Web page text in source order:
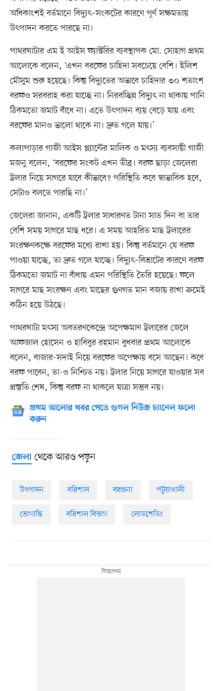
অধিকাংশই বর্তমানে বিদ্যুৎ–সংকটের কারণে পূর্ণ সক্ষমতায়
উৎপাদন করতে পারছে না।
পাথরঘাটার এম ই আইস ফ্যাক্টরির ব্যবস্থাপক মো. সোহাগ প্রথম
আলোকে বলেন, ‘এখন বরফের চাহিদা সবচেয়ে বেশি। ইলিশ
মৌসুম শুরু হয়েছে। কিন্তু বিদ্যুতের অভাবে চাহিদার ৩০ শতাংশ
বরফও সরবরাহ করা যাচ্ছে না। নিরবচ্ছিন্ন বিদ্যুৎ না থাকায় পানি
ঠিকমতো জমাট বাঁধে না। এতে উৎপাদন ব্যয় বেড়ে যায় এবং
বরফের মানও ভালো থাকে না। দ্রুত গলে যায়।’
কলাপাড়ার গাজী আইস প্ল্যান্টের মালিক ও মৎস্য ব্যবসায়ী গাজী
মজনু বলেন, ‘বরফের সংকট এখন তীব্র। বরফ ছাড়া জেলেরা
ট্রলার নিয়ে সাগরে যাবে কীভাবে? পরিস্থিতি কবে স্বাভাবিক হবে,
সেটাও বলতে পারছি না।’
জেলেরা জানান, একটি ট্রলার সাধারণত টানা সাত দিন বা তার
বেশি সময় সাগরে মাছ ধরে। এ সময় আহরিত মাছ ট্রলারের
সংরক্ষণকক্ষে বরফের মধ্যে রাখা হয়। কিন্তু বর্তমানে যে বরফ
পাওয়া যাচ্ছে, তা দ্রুত গলে যাচ্ছে। বিদ্যুৎ–বিভ্রাটের কারণে বরফ
ঠিকমতো জমাট না বাঁধায় এমন পরিস্থিতি তৈরি হয়েছে। ফলে
সাগরে মাছ সংরক্ষণ এবং মাছের গুণগত মান বজায় রাখা ক্রমেই
কঠিন হয়ে উঠছে।
পাথরঘাটা মৎস্য অবতরণকেন্দ্রে অপেক্ষমাণ ট্রলারের জেলে
আফজাল হোসেন ও হাবিবুর রহমান বুধবার প্রথম আলোকে
বলেন, বাজার-সদাই নিয়ে বরফের অপেক্ষায় বসে আছেন। কবে
বরফ পাবেন, তা-ও নিশ্চিত নয়। ট্রলার নিয়ে সাগরে যাওয়ার সব
প্রস্তুতি শেষ, কিন্তু বরফ না থাকলে যাত্রা সম্ভব নয়।
প্রথম আলোর খবর পেতে গুগল নিউজ চ্যানেল ফলো
করুন
জেলাথেকে আরও পড়ুন
উৎপাদন বরিশাল বরগুনা পটুয়াখালী
ভোগান্তি বরিশাল বিভাগ লোডশেডিং